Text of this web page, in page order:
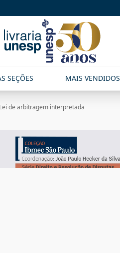
SEÇÕES MAIS VENDIDOS
Lei de arbitragem interpretada